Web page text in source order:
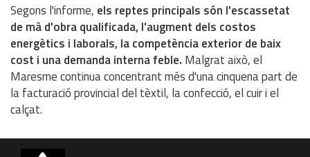
Segons l'informe, els reptes principals són l'escassetat
de mà d'obra qualificada, l'augment dels costos
energètics i laborals, la competència exterior de baix
cost i una demanda interna feble. Malgrat això, el
Maresme continua concentrant més d'una cinquena part de
la facturació provincial del tèxtil, la confecció, el cuir i el
calçat.